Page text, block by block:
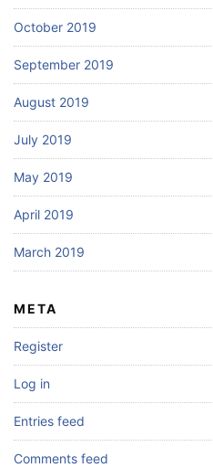
October 2019
September 2019
August 2019
July 2019
May 2019
April 2019
March 2019
META
Register
Log in
Entries feed
Comments feed